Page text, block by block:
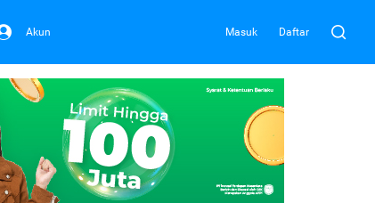
Akun Masuk Daftar